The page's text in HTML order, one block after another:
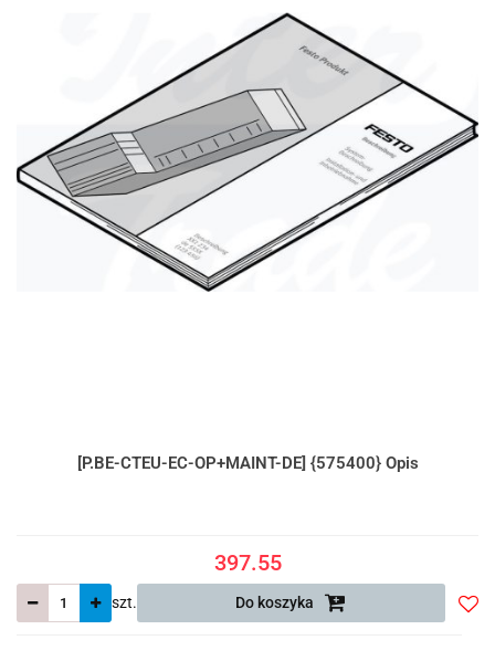
[P.BE-CTEU-EC-OP+MAINT-DE] {575400} Opis
397.55
szt. Do koszyka